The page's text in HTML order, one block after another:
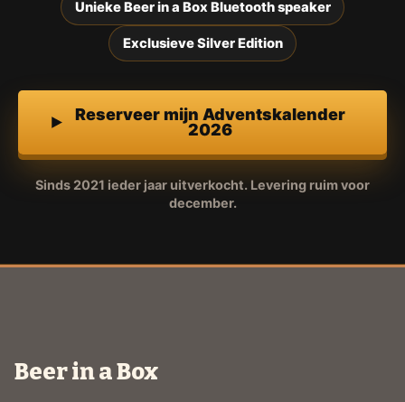
Unieke Beer in a Box Bluetooth speaker
Exclusieve Silver Edition
Reserveer mijn Adventskalender
2026
Sinds 2021 ieder jaar uitverkocht. Levering ruim voor
december.
Beer in a Box